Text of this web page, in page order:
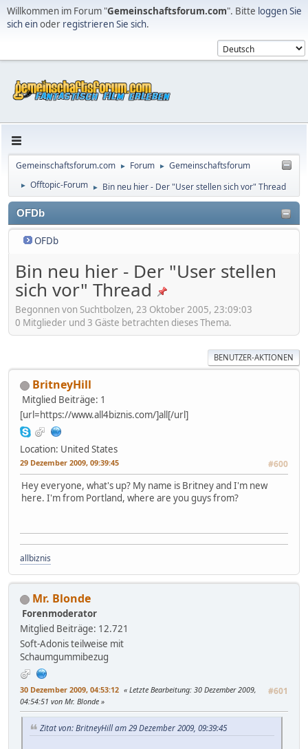
Willkommen im Forum "Gemeinschaftsforum.com". Bitte loggen Sie
sich einoder registrieren Sie sich.
Gemeinschaftsforum.com ► Forum ► Gemeinschaftsforum
► Offtopic-Forum ► Bin neu hier - Der "User stellen sich vor" Thread
OFDb
OFDb
Bin neu hier - Der "User stellen
sich vor" Thread
Begonnen von Suchtbolzen, 23 Oktober 2005, 23:09:03
0 Mitglieder und 3 Gäste betrachten dieses Thema.
BENUTZER-AKTIONEN
BritneyHill
Mitglied Beiträge: 1
[url=https://www.all4biznis.com/]all[/url]
Location: United States
29 Dezember 2009, 09:39:45 #600
Hey everyone, what's up? My name is Britney and I'm new
here. I'm from Portland, where are you guys from?
allbiznis
Mr. Blonde
Forenmoderator
Mitglied Beiträge: 12.721
Soft-Adonis teilweise mit
Schaumgummibezug
30 Dezember 2009, 04:53:12 #601
Letzte Bearbeitung: 30 Dezember 2009,
04:54:51 von Mr. Blonde
Zitat von: BritneyHill am 29 Dezember 2009, 09:39:45